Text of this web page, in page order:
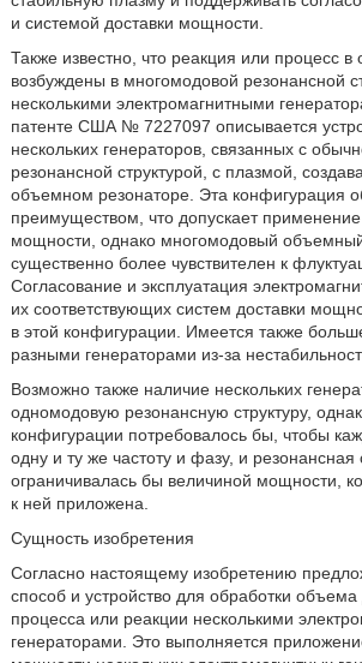
и системой доставки мощности.
Также известно, что реакция или процесс
возбуждены в многомодовой резонансной
несколькими электромагнитными
патенте США № 7227097 описывается
нескольких генераторов, связанных с
резонансной структурой, с плазмой,
объемном резонаторе. Эта конфигурация
преимуществом, что допускает
мощности, однако многомодовый
существенно более чувствителен к
Согласование и эксплуатация
их соответствующих систем доставки
в этой конфигурации. Имеется также
разными генераторами из-за
Возможно также наличие нескольких
одномодовую резонансную структуру,
конфигурации потребовалось бы, чтобы
одну и ту же частоту и фазу, и резонансная
ограничивалась бы величиной мощности,
к ней приложена.
Сущность изобретения
Согласно настоящему изобретению
способ и устройство для обработки
процесса или реакции несколькими
генераторами. Это выполняется